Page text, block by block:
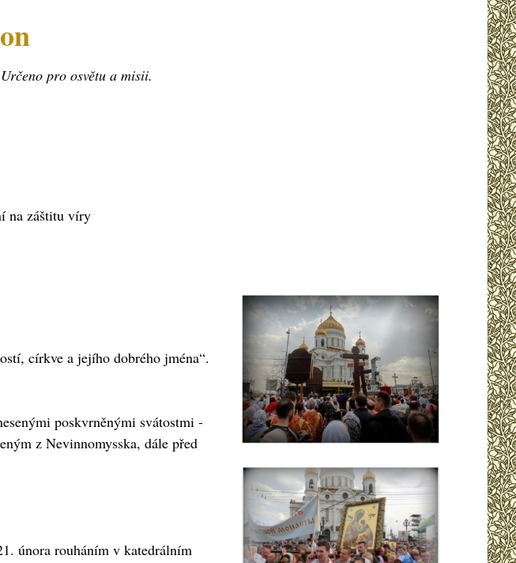
pro osvětu a misii.
na záštitu víry
církve a jejího dobrého jména“.
poskvrněnými svátostmi -
z Nevinnomysska, dále před
února rouháním v katedrálním